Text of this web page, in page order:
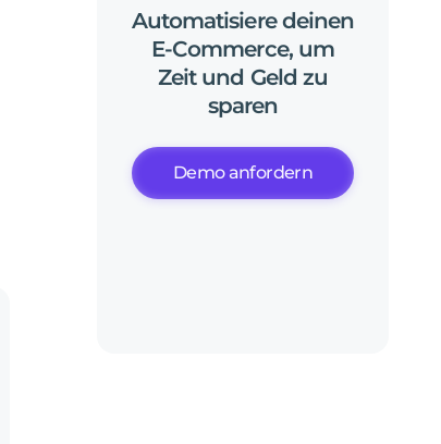
Automatisiere deinen
E-Commerce, um
Zeit und Geld zu
sparen
Demo anfordern